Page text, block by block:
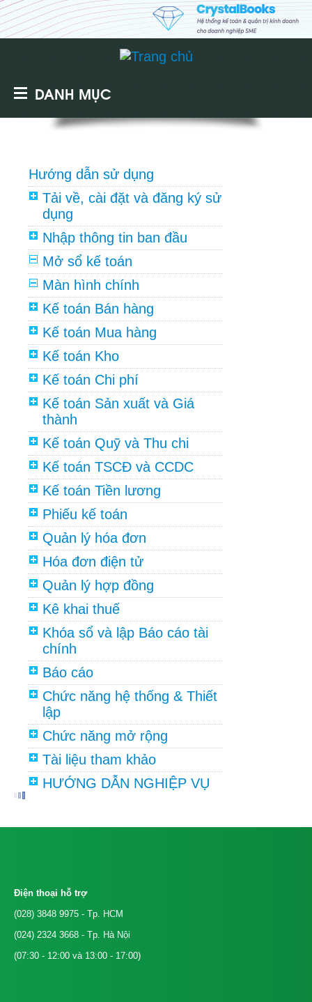
DANH MỤC
Hướng dẫn sử dụng
Tải về, cài đặt và đăng ký sử
dụng
Nhập thông tin ban đầu
Mở sổ kế toán
Màn hình chính
Kế toán Bán hàng
Kế toán Mua hàng
Kế toán Kho
Kế toán Chi phí
Kế toán Sản xuất và Giá
thành
Kế toán Quỹ và Thu chi
Kế toán TSCĐ và CCDC
Kế toán Tiền lương
Phiếu kế toán
Quản lý hóa đơn
Hóa đơn điện tử
Quản lý hợp đồng
Kê khai thuế
Khóa sổ và lập Báo cáo tài
chính
Báo cáo
Chức năng hệ thống & Thiết
lập
Chức năng mở rộng
Tài liệu tham khảo
HƯỚNG DẪN NGHIỆP VỤ
Điện thoại hỗ trợ
(028) 3848 9975 - Tp. HCM
(024) 2324 3668 - Tp. Hà Nội
(07:30 - 12:00 và 13:00 - 17:00)